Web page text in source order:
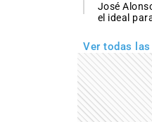
José
el ideal
Ver todas